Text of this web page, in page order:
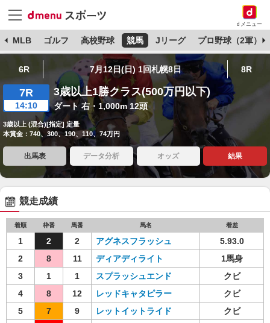
dメニュー
MLB ゴルフ 高校野球 競馬 Jリーグ プロ野球（2軍）
6R 7月12日(日) 1回札幌8日 8R
7R
14:10
3歳以上1勝クラス(500万円以下)
ダート 右・1,000m 12頭
3歳以上 (混合)[指定] 定量
本賞金：740、300、190、110、74万円
出馬表 データ分析 オッズ 結果
競走成績
着順 枠番 馬番 馬名 着差
1 2 2 アグネスフラッシュ
5.93.0
2
8 11 ディアディライト
1馬身
3
1 1 スプラッシュエンド
クビ
4
8 12 レッドキャタピラー
クビ
5
7 9 レットイットライド
クビ